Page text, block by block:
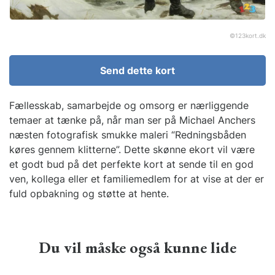
©123kort.dk
Send dette kort
Fællesskab, samarbejde og omsorg er nærliggende
temaer at tænke på, når man ser på Michael Anchers
næsten fotografisk smukke maleri “Redningsbåden
køres gennem klitterne”. Dette skønne ekort vil være
et godt bud på det perfekte kort at sende til en god
ven, kollega eller et familiemedlem for at vise at der er
fuld opbakning og støtte at hente.
Du vil måske også kunne lide